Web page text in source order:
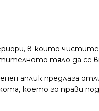
в които
тяло да се
аплик предлага
което го прави